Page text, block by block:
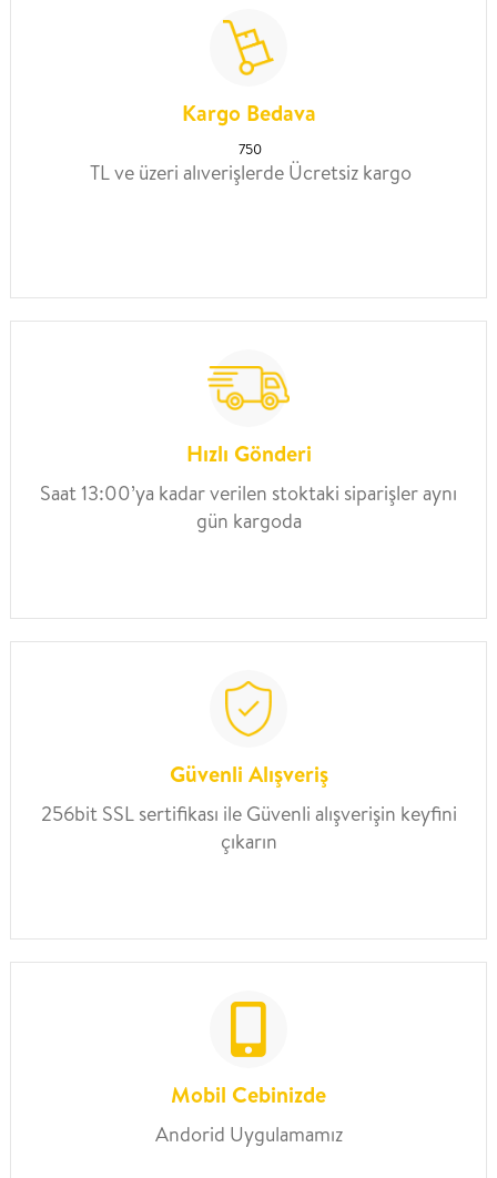
Kargo Bedava
750
TL ve üzeri alıverişlerde Ücretsiz kargo
Hızlı Gönderi
Saat 13:00’ya kadar verilen stoktaki siparişler aynı
gün kargoda
Güvenli Alışveriş
256bit SSL sertifikası ile Güvenli alışverişin keyfini
çıkarın
Mobil Cebinizde
Andorid Uygulamamız